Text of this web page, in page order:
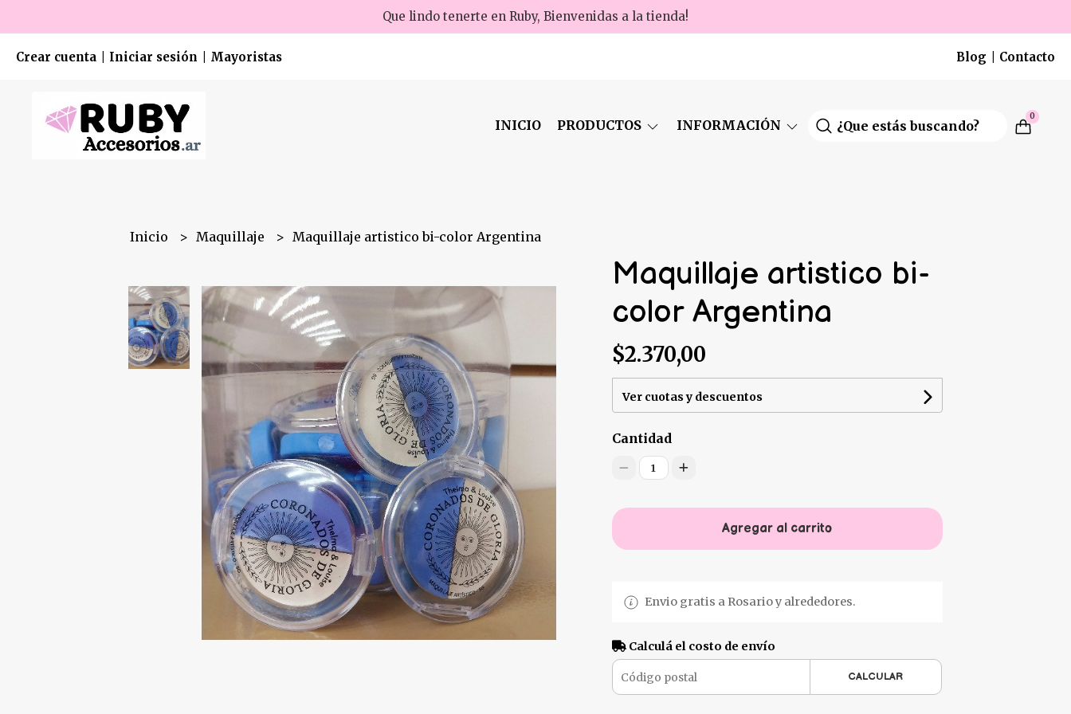
Que lindo tenerte en Ruby, Bienvenidas a la tienda!
Crear cuenta Iniciar sesión Mayoristas Blog Contacto
INICIO PRODUCTOS INFORMACIÓN
0
Inicio Maquillaje Maquillaje artistico bi-color Argentina
Maquillaje artistico bi-
color Argentina
$2.370,00
Ver cuotas y descuentos
Cantidad
1
Agregar al carrito
Envio gratis a Rosario y alrededores.
Calculá el costo de envío
CALCULAR